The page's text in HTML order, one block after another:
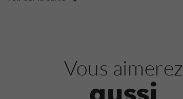
Vous aimerez